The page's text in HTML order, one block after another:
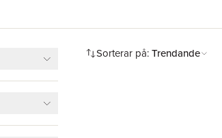
Sorterar på:Trendande